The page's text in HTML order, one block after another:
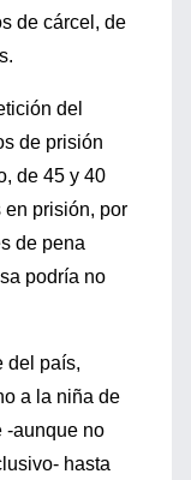
de cárcel, de
del
de prisión
de 45 y 40
en prisión, por
de pena
podría no
del país,
a la niña de
-aunque no
hasta